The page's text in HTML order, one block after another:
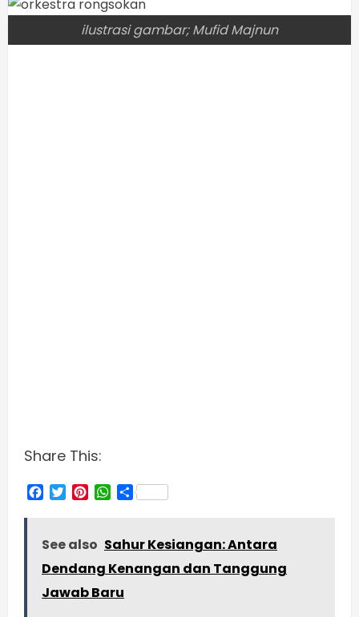
ilustrasi gambar; Mufid Majnun
Share This:
Facebook
TwitterPinterestWhatsApp
Share
See also Sahur Kesiangan: Antara
Dendang Kenangan dan Tanggung
Jawab Baru